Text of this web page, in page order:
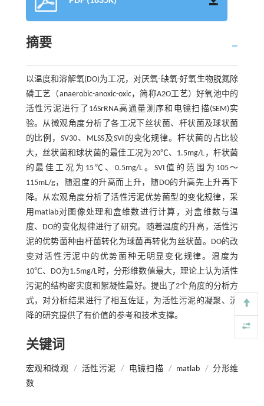
摘要
以温度和溶解氧(DO)为工况，对厌氧-缺氧-好氧生物脱氮除
磷工艺（anaerobic-anoxic-oxic，简称A2O工艺）好氧池中的
活性污泥进行了16SrRNA高通量测序和电镜扫描(SEM)实
验。从微观角度分析了各工况下丝状菌、杆状菌及球状菌
的比例，SV30、MLSS及SVI的变化规律。杆状菌的占比较
大，丝状菌和球状菌的最佳工况为20℃、1.5mg/L，杆状菌
的最佳工况为15℃、0.5mg/L。SVI值的范围为105～
115mL/g，随温度的升高而上升，随DO的升高先上升再下
降。从宏观角度分析了活性污泥优势菌型的变化规律，采
用matlab对图像处理和盒维数进行计算，对盒维数与温
度、DO的变化规律进行了研究。随着温度的升高，活性污
泥的优势菌种由杆菌转化为球菌再转化为丝状菌。DO的改
变对活性污泥中的优势菌种无明显变化规律。温度为
10℃、DO为1.5mg/L时，分形维数值最大，理论上认为活性
污泥的结构密实度和絮凝性最好。提出了2个角度的分析方
式，对分析结果进行了相互佐证，为活性污泥的凝聚、沉
降的研究提供了有价值的参考和技术支撑。
关键词
宏观和微观 / 活性污泥 / 电镜扫描 / matlab / 分形维
数